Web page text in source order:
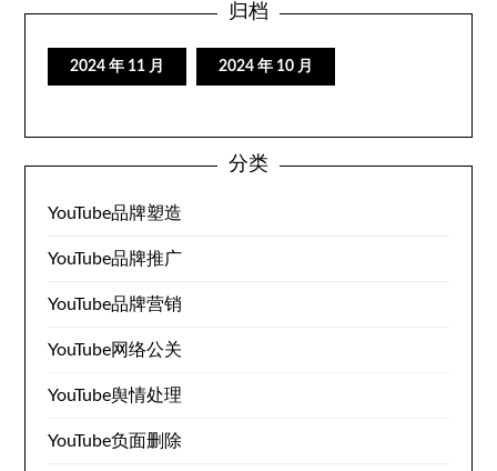
归档
2024 年 11 月 2024 年 10 月
分类
YouTube品牌塑造
YouTube品牌推广
YouTube品牌营销
YouTube网络公关
YouTube舆情处理
YouTube负面删除